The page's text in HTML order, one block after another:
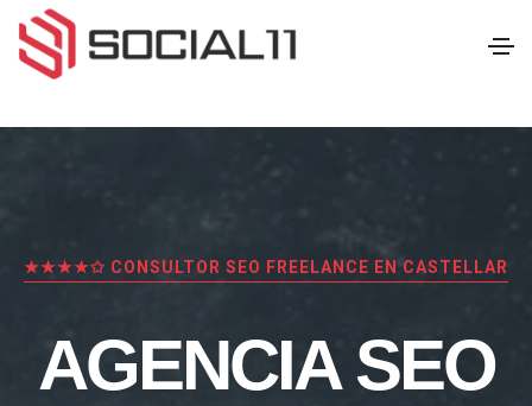
★★★★✩ CONSULTOR SEO FREELANCE EN CASTELLAR
AGENCIA SEO